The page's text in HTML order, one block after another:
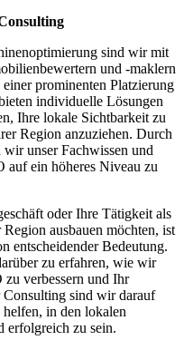
sind wir mit
und -maklern
prominenten Platzierung
individuelle Lösungen
Ihre lokale Sichtbarkeit zu
Region anzuziehen. Durch
unser Fachwissen und
auf ein höheres Niveau zu
oder Ihre Tätigkeit als
ausbauen möchten, ist
entscheidender Bedeutung.
zu erfahren, wie wir
verbessern und Ihr
sind wir darauf
in den lokalen
erfolgreich zu sein.